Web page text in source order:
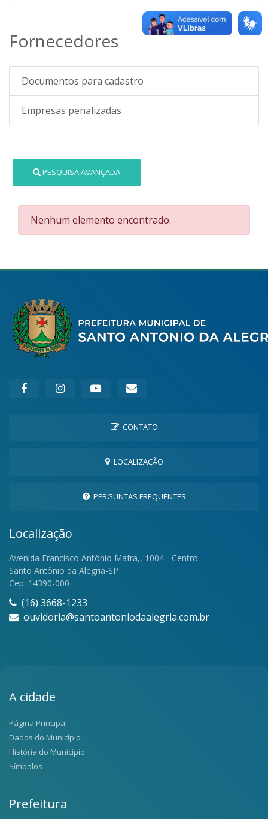
Fornecedores
Documentos para cadastro
Empresas penalizadas
PESQUISA AVANÇADA
Nenhum elemento encontrado.
CONTATO
LOCALIZAÇÃO
PERGUNTAS FREQUENTES
Localização
Avenida Francisco Antônio Mafra,, 1004 - Centro
Santo Antônio da Alegria-SP
Cep: 14390-000
(16) 3668-1233
ouvidoria@santoantoniodaalegria.com.br
A cidade
Página Principal
Dados do Município
História do Município
Símbolos
Prefeitura